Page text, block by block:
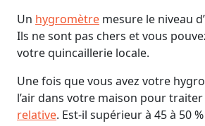
Un hygromètre mesure le niveau
Ils ne sont pas chers et vous
votre quincaillerie locale.
Une fois que vous avez votre
l’air dans votre maison pour traiter
relative. Est-il supérieur à 45 à 50 %